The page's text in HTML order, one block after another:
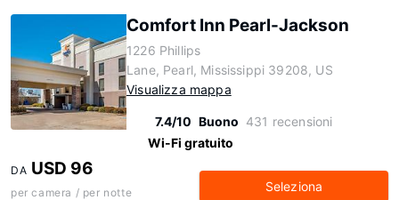
Comfort Inn Pearl-Jackson
1226 Phillips
Lane, Pearl, Mississippi 39208, US
Visualizza mappa
7.4/10 Buono 431 recensioni
Wi-Fi gratuito
DA USD 96
per camera / per notte Seleziona